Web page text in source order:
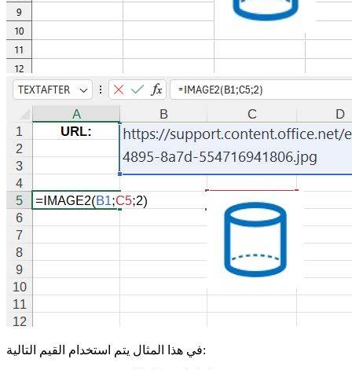
في هذا المثال يتم استخدام القيم التالية: